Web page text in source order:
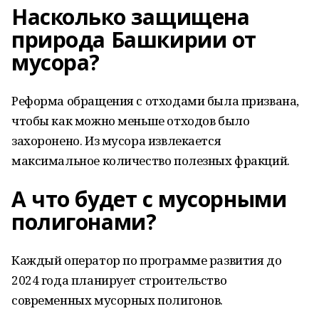
Насколько защищена
природа Башкирии от
мусора?
Реформа обращения с отходами была призвана,
чтобы как можно меньше отходов было
захоронено. Из мусора извлекается
максимальное количество полезных фракций.
А что будет с мусорными
полигонами?
Каждый оператор по программе развития до
2024 года планирует строительство
современных мусорных полигонов.